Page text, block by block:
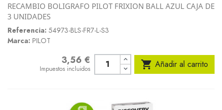
RECAMBIO BOLIGRAFO PILOT FRIXION BALL AZUL CAJA DE
3 UNIDADES
Referencia: 54973-BLS-FR7-L-S3
Marca: PILOT
3,56 €
Impuestos incluidos  Añadir al carrito